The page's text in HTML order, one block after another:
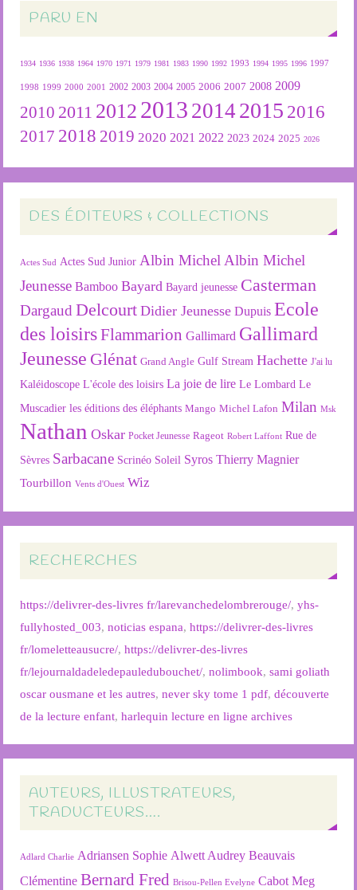
PARU EN
1934 1936 1938 1964 1970 1971 1979 1981 1983 1990 1992 1993 1994 1995 1996 1997
1998 1999 2000 2001 2002 2003 2004 2005 2006 2007 2008 2009
2010 2011 2012 2013 2014 2015 2016
2017 2018 2019 2020 2021 2022 2023 2024 2025 2026
DES ÉDITEURS & COLLECTIONS
Actes Sud Actes Sud Junior Albin Michel Albin Michel
Jeunesse Bamboo Bayard Bayard jeunesse Casterman
Dargaud Delcourt Didier Jeunesse Dupuis Ecole
des loisirsFlammarion Gallimard Gallimard
Jeunesse Glénat Grand Angle Gulf Stream Hachette J'ai lu
Kaléidoscope L'école des loisirs La joie de lire Le Lombard Le
Muscadier les éditions des éléphants Mango Michel Lafon Milan Msk
Nathan Oskar Pocket Jeunesse Rageot Robert Laffont Rue de
Sèvres Sarbacane Scrinéo Soleil Syros Thierry Magnier
Tourbillon Vents d'Ouest Wiz
RECHERCHES
https://delivrer-des-livres fr/larevanchedelombrerouge/,yhs-
fullyhosted_003,noticias espana,https://delivrer-des-livres
fr/lomeletteausucre/,https://delivrer-des-livres
fr/lejournaldadeledepauledubouchet/,nolimbook,sami goliath
oscar ousmane et les autres,never sky tome 1 pdf,découverte
de la lecture enfant,harlequin lecture en ligne archives
AUTEURS, ILLUSTRATEURS,
TRADUCTEURS….
Adlard Charlie Adriansen Sophie Alwett Audrey Beauvais
Clémentine Bernard Fred Brisou-Pellen Evelyne Cabot Meg